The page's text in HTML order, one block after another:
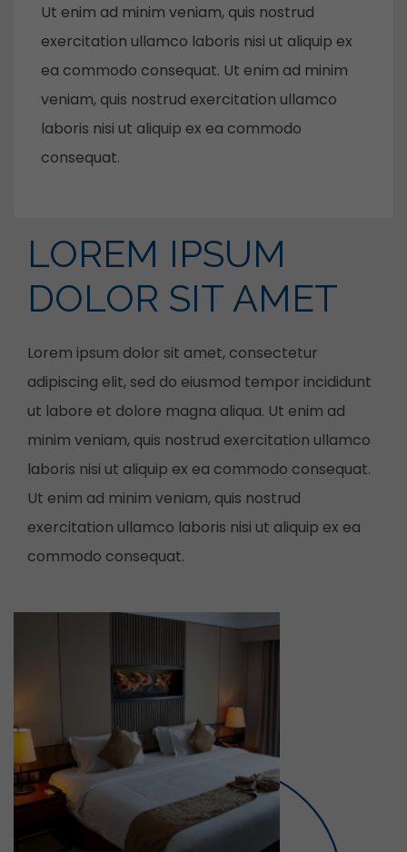
Ut enim ad minim veniam, quis nostrud
exercitation ullamco laboris nisi ut aliquip ex
ea commodo consequat. Ut enim ad minim
veniam, quis nostrud exercitation ullamco
laboris nisi ut aliquip ex ea commodo
consequat.
LOREM IPSUM
DOLOR SIT AMET
Lorem ipsum dolor sit amet, consectetur
adipiscing elit, sed do eiusmod tempor incididunt
ut labore et dolore magna aliqua. Ut enim ad
minim veniam, quis nostrud exercitation ullamco
laboris nisi ut aliquip ex ea commodo consequat.
Ut enim ad minim veniam, quis nostrud
exercitation ullamco laboris nisi ut aliquip ex ea
commodo consequat.